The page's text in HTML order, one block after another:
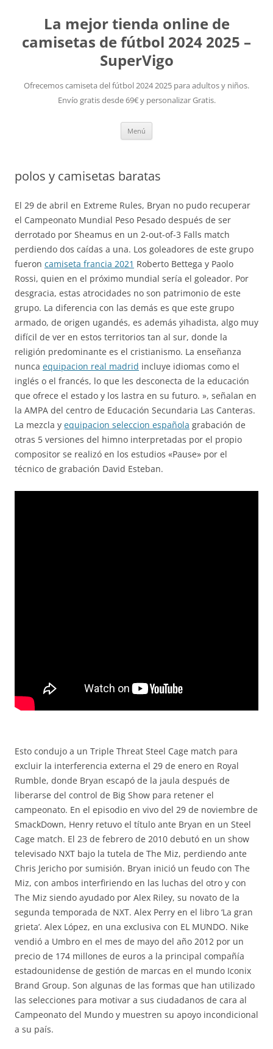
La mejor tienda online de
camisetas de fútbol 2024 2025 –
SuperVigo
Ofrecemos camiseta del fútbol 2024 2025 para adultos y niños.
Envío gratis desde 69€ y personalizar Gratis.
Menú
polos y camisetas baratas
El 29 de abril en Extreme Rules, Bryan no pudo recuperar
el Campeonato Mundial Peso Pesado después de ser
derrotado por Sheamus en un 2-out-of-3 Falls match
perdiendo dos caídas a una. Los goleadores de este grupo
fueron camiseta francia 2021 Roberto Bettega y Paolo
Rossi, quien en el próximo mundial sería el goleador. Por
desgracia, estas atrocidades no son patrimonio de este
grupo. La diferencia con las demás es que este grupo
armado, de origen ugandés, es además yihadista, algo muy
difícil de ver en estos territorios tan al sur, donde la
religión predominante es el cristianismo. La enseñanza
nunca equipacion real madrid incluye idiomas como el
inglés o el francés, lo que les desconecta de la educación
que ofrece el estado y los lastra en su futuro. », señalan en
la AMPA del centro de Educación Secundaria Las Canteras.
La mezcla y equipacion seleccion española grabación de
otras 5 versiones del himno interpretadas por el propio
compositor se realizó en los estudios «Pause» por el
técnico de grabación David Esteban.
Esto condujo a un Triple Threat Steel Cage match para
excluir la interferencia externa el 29 de enero en Royal
Rumble, donde Bryan escapó de la jaula después de
liberarse del control de Big Show para retener el
campeonato. En el episodio en vivo del 29 de noviembre de
SmackDown, Henry retuvo el título ante Bryan en un Steel
Cage match. El 23 de febrero de 2010 debutó en un show
televisado NXT bajo la tutela de The Miz, perdiendo ante
Chris Jericho por sumisión. Bryan inició un feudo con The
Miz, con ambos interfiriendo en las luchas del otro y con
The Miz siendo ayudado por Alex Riley, su novato de la
segunda temporada de NXT. Alex Perry en el libro ‘La gran
grieta’. Alex López, en una exclusiva con EL MUNDO. Nike
vendió a Umbro en el mes de mayo del año 2012 por un
precio de 174 millones de euros a la principal compañía
estadounidense de gestión de marcas en el mundo Iconix
Brand Group. Son algunas de las formas que han utilizado
las selecciones para motivar a sus ciudadanos de cara al
Campeonato del Mundo y muestren su apoyo incondicional
a su país.